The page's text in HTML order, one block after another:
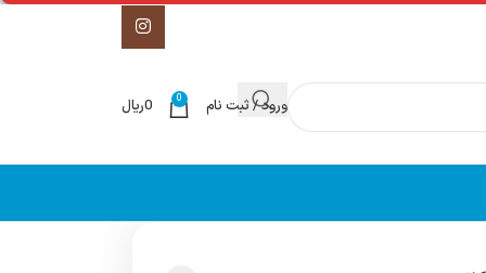
ورود / ثبت نام 0
0ریال